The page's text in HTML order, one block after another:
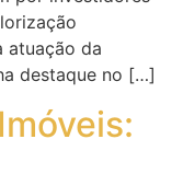
atuação da
destaque no […]